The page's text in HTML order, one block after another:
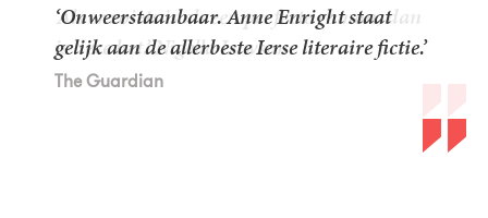
‘Onweerstaanbaar. Anne Enright staat
gelijk aan de allerbeste Ierse literaire fictie.’
The Guardian